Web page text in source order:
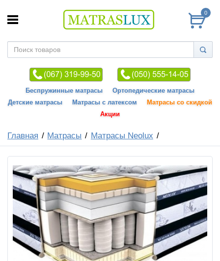
0
Беспружинные матрасы
Ортопедические матрасы
Детские матрасы
Матрасы с латексом
Матрасы со скидкой
Акции
Главная Матрасы Матрасы Neolux